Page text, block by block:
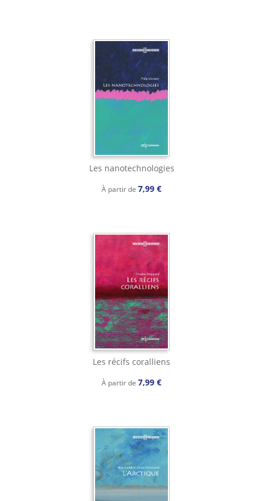
Les nanotechnologies
À partir de 7,99 €
Les récifs coralliens
À partir de 7,99 €